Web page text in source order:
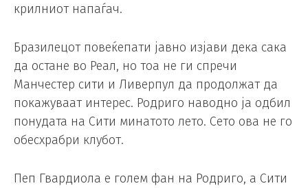
крилниот напаѓач.
Бразилецот повеќепати јавно изјави дека сака
да остане во Реал, но тоа не ги спречи
Манчестер сити и Ливерпул да продолжат да
покажуваат интерес. Родриго наводно ја одбил
понудата на Сити минатото лето. Сето ова не го
обесхрабри клубот.
Пеп Гвардиола е голем фан на Родриго, а Сити